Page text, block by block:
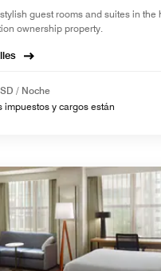
guest rooms and suites in the
ownership property.
/ Noche
impuestos y cargos están